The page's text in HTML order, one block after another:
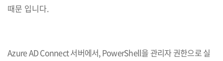
때문 입니다.
Azure AD Connect 서버에서, PowerShell을 관리자 권한으로 실